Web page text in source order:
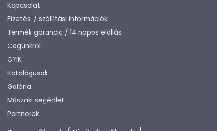
Kapcsolat
Fizetési / szállítási információk
Termék garancia / 14 napos elállás
Cégünkről
GYIK
Katalógusok
Galéria
Műszaki segédlet
Partnerek